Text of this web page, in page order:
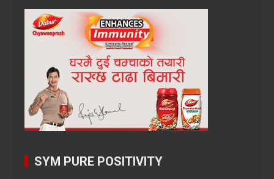
SYM PURE POSITIVITY